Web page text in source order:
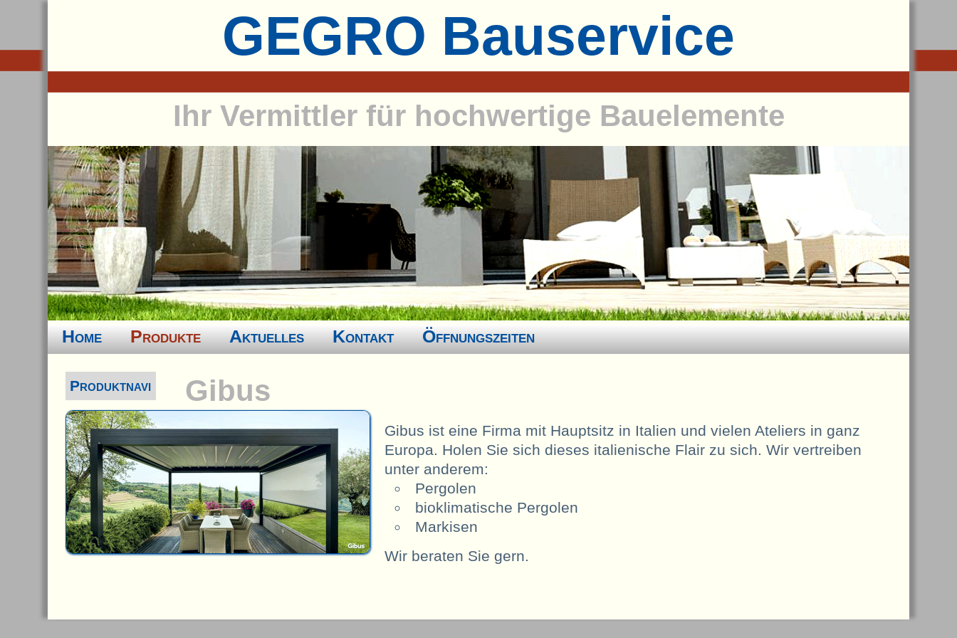
GEGRO Bauservice
Ihr Vermittler für hochwertige Bauelemente
Home Produkte Aktuelles Kontakt Öffnungszeiten
Produktnavi Gibus
Gibus ist eine Firma mit Hauptsitz in Italien und vielen Ateliers in ganz
Europa. Holen Sie sich dieses italienische Flair zu sich. Wir vertreiben
unter anderem:
Pergolen
bioklimatische Pergolen
Markisen
Wir beraten Sie gern.